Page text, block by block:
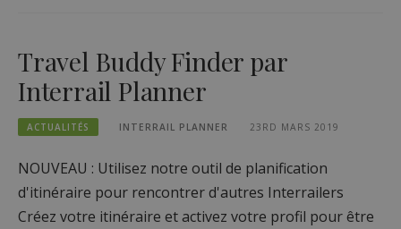
Travel Buddy Finder par
Interrail Planner
ACTUALITÉS INTERRAIL PLANNER 23RD MARS 2019
NOUVEAU : Utilisez notre outil de planification
d'itinéraire pour rencontrer d'autres Interrailers
Créez votre itinéraire et activez votre profil pour être